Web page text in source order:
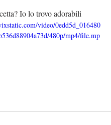
Io lo trovo adorabili
video/0edd5d_016480
480p/mp4/file.mp